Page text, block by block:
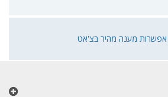
אפשרות מענה מהיר בצ'אט